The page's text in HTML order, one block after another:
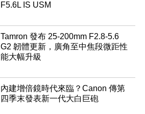
F5.6L IS USM
Tamron 發布 25-200mm F2.8-5.6
G2 韌體更新，廣角至中焦段微距性
能大幅升級
內建增倍鏡時代來臨？Canon 傳第
四季末發表新一代大白巨砲